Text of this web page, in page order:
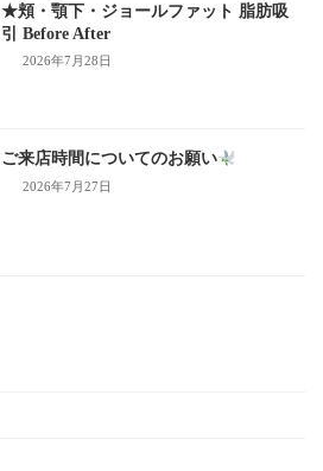
★頬・顎下・ジョールファット 脂肪吸
引 Before After
2026年7月28日
ご来店時間についてのお願い
2026年7月27日